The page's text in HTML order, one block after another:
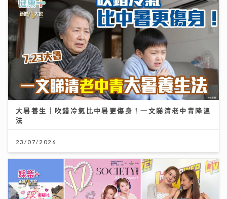
大暑養生｜吹錯冷氣比中暑更傷身！一文睇清老中青降溫
法
23/07/2026